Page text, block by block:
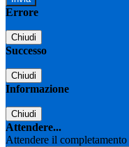
Errore
Chiudi
Successo
Chiudi
Informazione
Chiudi
Attendere...
Attendere il